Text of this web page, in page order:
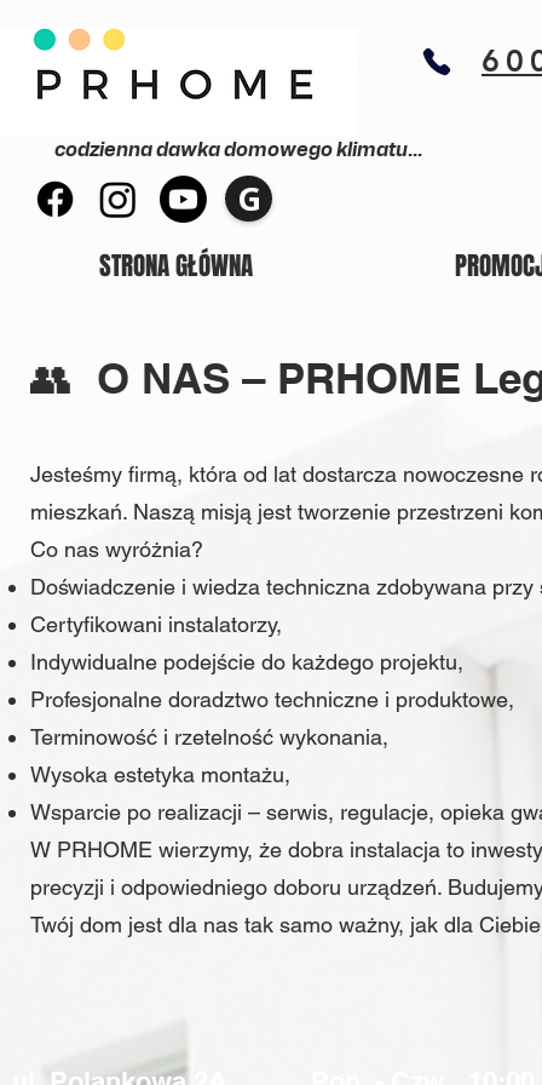
codzienna dawka domowego klimatu...
G
STRONA GŁÓWNA
👥 O NAS – PRHOME
Jesteśmy firmą, która od lat dostarcza nowoczesne
mieszkań. Naszą misją jest tworzenie przestrzeni
Co nas wyróżnia?
Doświadczenie i wiedza techniczna zdobywana
Certyfikowani instalatorzy,
Indywidualne podejście do każdego projektu,
Profesjonalne doradztwo techniczne i produktowe,
Terminowość i rzetelność wykonania,
Wysoka estetyka montażu,
Wsparcie po realizacji – serwis, regulacje, opieka
W PRHOME wierzymy, że dobra instalacja to
precyzji i odpowiedniego doboru urządzeń.
Twój dom jest dla nas tak samo ważny, jak dla